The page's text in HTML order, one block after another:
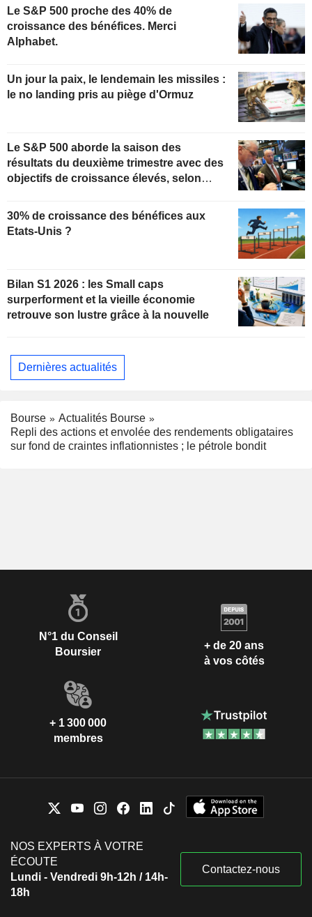
Le S&P 500 proche des 40% de
croissance des bénéfices. Merci
Alphabet.
Un jour la paix, le lendemain les missiles :
le no landing pris au piège d'Ormuz
Le S&P 500 aborde la saison des
résultats du deuxième trimestre avec des
objectifs de croissance élevés, selon
30% de croissance des bénéfices aux
Etats-Unis ?
Bilan S1 2026 : les Small caps
surperforment et la vieille économie
retrouve son lustre grâce à la nouvelle
Dernières actualités
Bourse
Actualités Bourse
Repli des actions et envolée des rendements obligataires
sur fond de craintes inflationnistes ; le pétrole bondit
N°1 du Conseil
Boursier
+ de 20 ans
à vos côtés
+ 1 300 000
membres
NOS EXPERTS À VOTRE
ÉCOUTE
Lundi - Vendredi 9h-12h / 14h-
18h
Contactez-nous